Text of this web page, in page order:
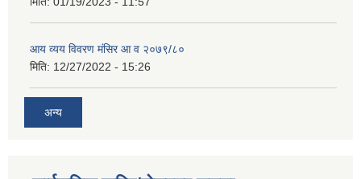
आय व्यय विवरण मंसिर आ व २०७९/८०
मिति: 12/27/2022 - 15:26
अन्य